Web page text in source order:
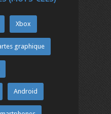
Xbox
graphique
Android